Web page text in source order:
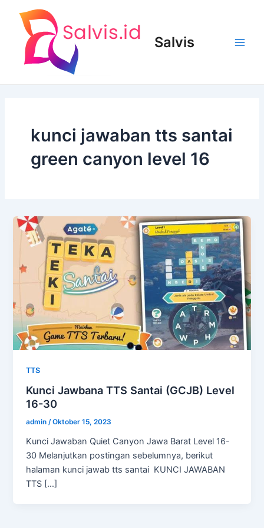
konten
Salvis
kunci jawaban tts santai
green canyon level 16
TTS
Kunci Jawbana TTS Santai (GCJB) Level
16-30
admin/Oktober 15, 2023
Kunci Jawaban Quiet Canyon Jawa Barat Level 16-
30 Melanjutkan postingan sebelumnya, berikut
halaman kunci jawab tts santai KUNCI JAWABAN
TTS […]